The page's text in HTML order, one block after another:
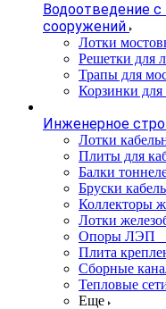
Водоотведение
сооружений
Лотки
Решетки для
Трапы для
Корзинки
Инженерное
Лотки
Плиты для
Балки
Бруски
Коллекторы
Лотки
Опоры ЛЭП
Плита
Сборные
Тепловые
Еще